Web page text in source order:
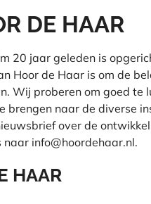
DE HAAR
20 jaar geleden is
Hoor de Haar is om de
Wij proberen om goed te
brengen naar de diverse
over de
info@hoordehaar.nl.
HAAR